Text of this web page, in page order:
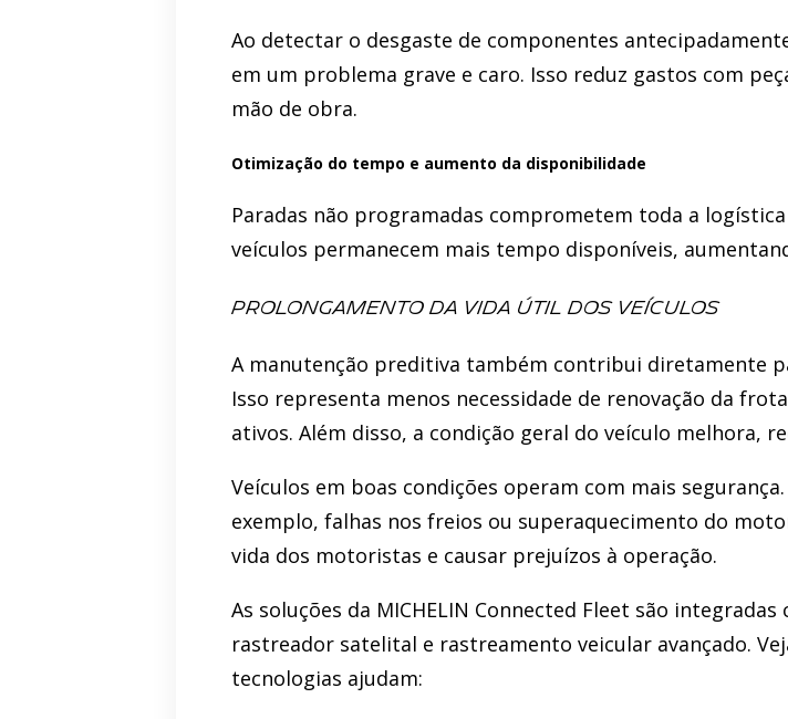
Ao detectar o desgaste de componentes
em um problema grave e caro. Isso reduz gastos com
mão de obra.
Otimização do tempo e aumento da disponibilidade
Paradas não programadas comprometem toda a
veículos permanecem mais tempo disponíveis,
Prolongamento da vida útil dos veículos
A manutenção preditiva também contribui diretamente
Isso representa menos necessidade de renovação da
ativos. Além disso, a condição geral do veículo melhora,
Veículos em boas condições operam com mais
exemplo, falhas nos freios ou superaquecimento do
vida dos motoristas e causar prejuízos à operação.
As soluções da MICHELIN Connected Fleet são
rastreador satelital e rastreamento veicular avançado.
tecnologias ajudam: